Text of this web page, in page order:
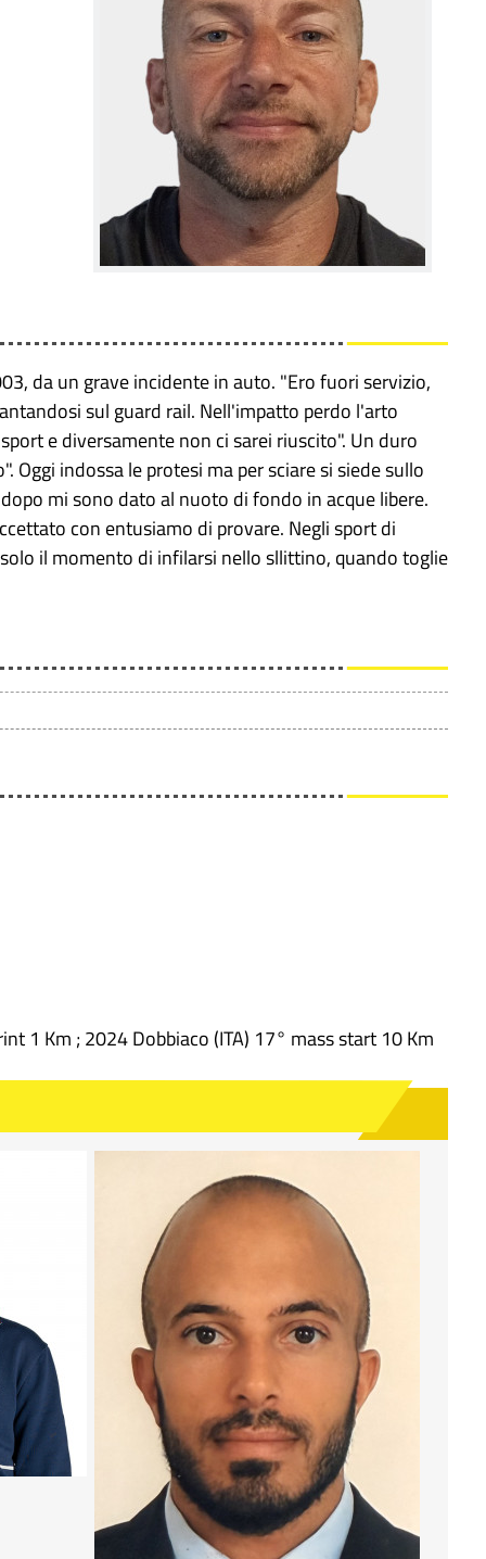
da un grave incidente in auto. "Ero fuori servizio,
sul guard rail. Nell'impatto perdo l'arto
e diversamente non ci sarei riuscito". Un duro
indossa le protesi ma per sciare si siede sullo
mi sono dato al nuoto di fondo in acque libere.
con entusiamo di provare. Negli sport di
il momento di infilarsi nello sllittino, quando toglie
1 Km ; 2024 Dobbiaco (ITA) 17° mass start 10 Km